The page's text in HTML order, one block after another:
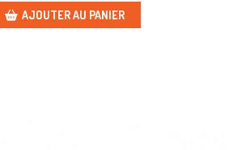
AJOUTER AU PANIER